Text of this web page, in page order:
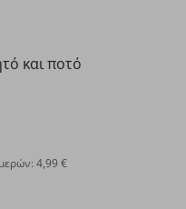
και ποτό
4,99 €